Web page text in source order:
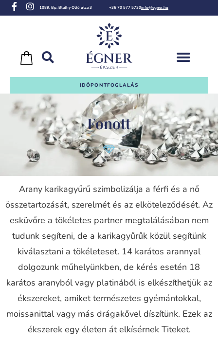
1089. Bp, Bláthy Ottó utca 3 +36 70 577 5730info@egner.hu
IDŐPONTFOGLALÁS
Fonott
Arany karikagyűrű szimbolizálja a férfi és a nő
összetartozását, szerelmét és az elköteleződését. Az
esküvőre a tökéletes partner megtalálásában nem
tudunk segíteni, de a karikagyűrűk közül segítünk
kiválasztani a tökéleteset. 14 karátos arannyal
dolgozunk műhelyünkben, de kérés esetén 18
karátos aranyból vagy platinából is elkészíthetjük az
ékszereket, amiket természetes gyémántokkal,
moissanittal vagy más drágakővel díszítünk. Ezek az
ékszerek egy életen át elkísérnek Titeket.